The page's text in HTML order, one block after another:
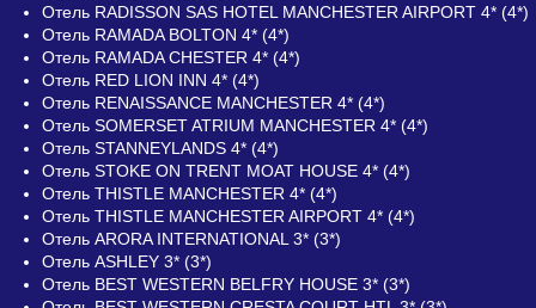
Отель RADISSON SAS HOTEL MANCHESTER AIRPORT 4* (4*)
Отель RAMADA BOLTON 4* (4*)
Отель RAMADA CHESTER 4* (4*)
Отель RED LION INN 4* (4*)
Отель RENAISSANCE MANCHESTER 4* (4*)
Отель SOMERSET ATRIUM MANCHESTER 4* (4*)
Отель STANNEYLANDS 4* (4*)
Отель STOKE ON TRENT MOAT HOUSE 4* (4*)
Отель THISTLE MANCHESTER 4* (4*)
Отель THISTLE MANCHESTER AIRPORT 4* (4*)
Отель ARORA INTERNATIONAL 3* (3*)
Отель ASHLEY 3* (3*)
Отель BEST WESTERN BELFRY HOUSE 3* (3*)